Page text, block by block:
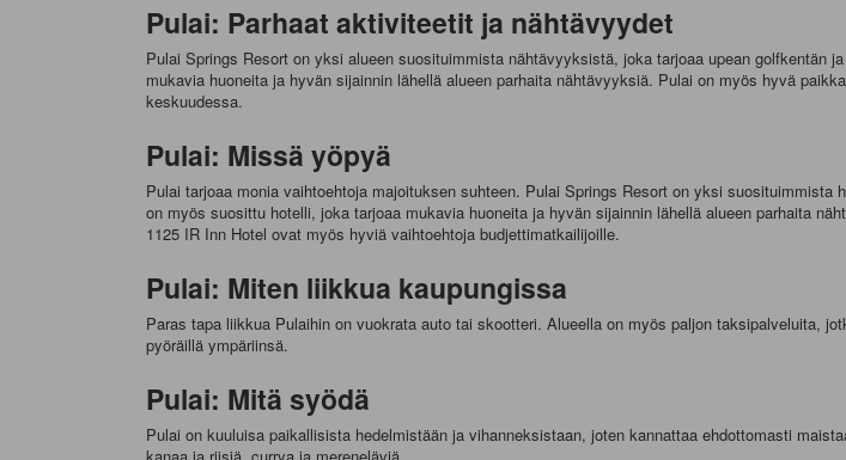
Pulai: Parhaat aktiviteetit ja nähtävyydet
Pulai Springs Resort on yksi alueen suosituimmista nähtävyyksistä, joka tarjoaa upean golfkentän
mukavia huoneita ja hyvän sijainnin lähellä alueen parhaita nähtävyyksiä. Pulai on myös hyvä
keskuudessa.
Pulai: Missä yöpyä
Pulai tarjoaa monia vaihtoehtoja majoituksen suhteen. Pulai Springs Resort on yksi
on myös suosittu hotelli, joka tarjoaa mukavia huoneita ja hyvän sijainnin lähellä alueen parhaita
1125 IR Inn Hotel ovat myös hyviä vaihtoehtoja budjettimatkailijoille.
Pulai: Miten liikkua kaupungissa
Paras tapa liikkua Pulaihin on vuokrata auto tai skootteri. Alueella on myös paljon taksipalveluita,
pyöräillä ympäriinsä.
Pulai: Mitä syödä
Pulai on kuuluisa paikallisista hedelmistään ja vihanneksistaan, joten kannattaa ehdottomasti